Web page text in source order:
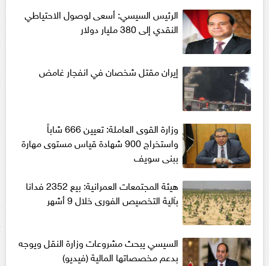
الرئيس السيسي: أسعى لوصول الاحتياطي
النقدي إلى 380 مليار دولار
إيران مقتل شخصان في انفجار غامض
وزارة القوى العاملة: تعيين 666 شاباً
واستخراج 900 شهادة قياس مستوى مهارة
ببنى سويف
هيئة المجتمعات العمرانية: بيع 2352 فدانا
بآلية التخصيص الفورى خلال 9 أشهر
السيسي يبحث مشروعات وزارة النقل ويوجه
بدعم مخصصاتها المالية (فيديو)